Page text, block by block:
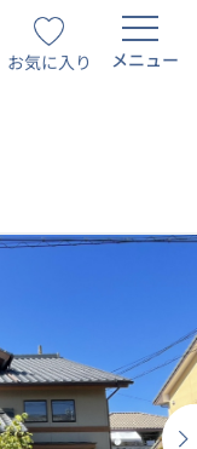
お気に入り メニュー